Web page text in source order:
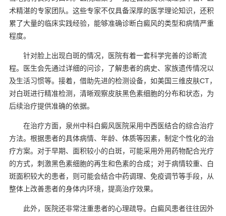
术精湛的专家团队。这些专家不仅具备深厚的医学理论知识，还积
累了大量的临床实践经验，能够准确诊断白癜风的类型和病情严重
程度。
针对脸上出现白斑的情况，医院有着一套科学完善的诊断流
程。医生会先通过详细的问诊，了解患者的病史、家族遗传情况以
及生活习惯等。接着，借助先进的检测设备，如美国三维皮肤CT，
对白斑进行精准检测，清晰观察皮肤黑色素细胞的分布和状态，为
后续治疗提供准确的依据。
在治疗方面，泉州中科白癜风医院采用中西医结合的综合治疗
方法。根据患者的具体病情、年龄、体质等因素，制定个性化的治
疗方案。对于早期、面积较小的白斑，可能采用外用药物配合光疗
的方式，刺激黑色素细胞的再生和色素的合成；对于病情较重、白
斑面积较大的患者，则可能会结合中药调理、免疫调节等手段，从
整体上改善患者的身体内环境，提高治疗效果。
此外，医院还非常注重患者的心理疏导。白癜风患者往往因外